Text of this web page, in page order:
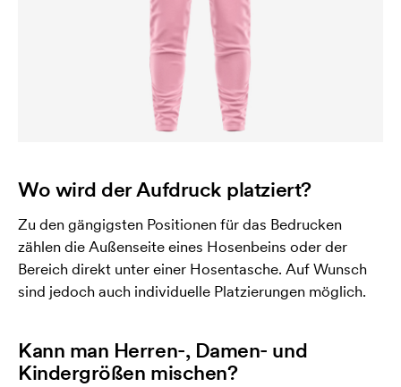
Wo wird der Aufdruck platziert?
Zu den gängigsten Positionen für das Bedrucken
zählen die Außenseite eines Hosenbeins oder der
Bereich direkt unter einer Hosentasche. Auf Wunsch
sind jedoch auch individuelle Platzierungen möglich.
Kann man Herren-, Damen- und
Kindergrößen mischen?